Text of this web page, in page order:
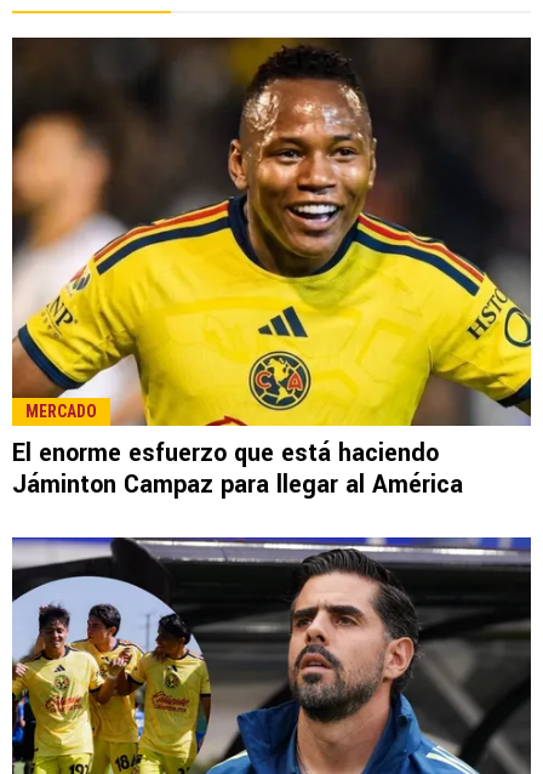
MERCADO
El enorme esfuerzo que está haciendo
Jáminton Campaz para llegar al América